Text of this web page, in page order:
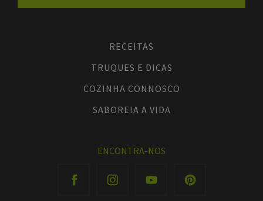
RECEITAS
TRUQUES E DICAS
COZINHA CONNOSCO
SABOREIA A VIDA
ENCONTRA-NOS